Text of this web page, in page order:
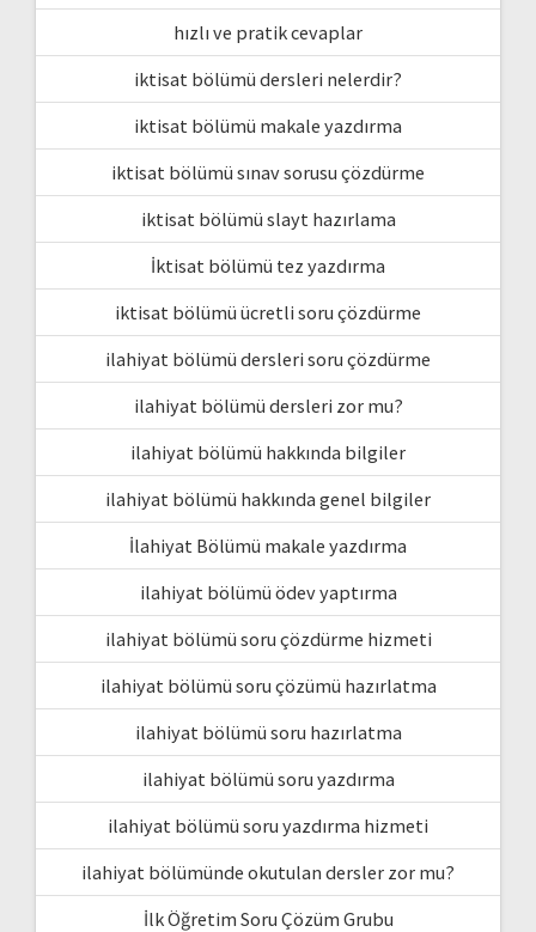
hızlı ve pratik cevaplar
iktisat bölümü dersleri nelerdir?
iktisat bölümü makale yazdırma
iktisat bölümü sınav sorusu çözdürme
iktisat bölümü slayt hazırlama
İktisat bölümü tez yazdırma
iktisat bölümü ücretli soru çözdürme
ilahiyat bölümü dersleri soru çözdürme
ilahiyat bölümü dersleri zor mu?
ilahiyat bölümü hakkında bilgiler
ilahiyat bölümü hakkında genel bilgiler
İlahiyat Bölümü makale yazdırma
ilahiyat bölümü ödev yaptırma
ilahiyat bölümü soru çözdürme hizmeti
ilahiyat bölümü soru çözümü hazırlatma
ilahiyat bölümü soru hazırlatma
ilahiyat bölümü soru yazdırma
ilahiyat bölümü soru yazdırma hizmeti
ilahiyat bölümünde okutulan dersler zor mu?
İlk Öğretim Soru Çözüm Grubu